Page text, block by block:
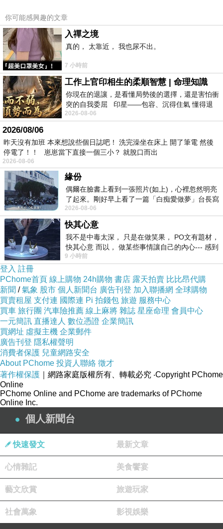
你可能感興趣的文章
入禪之境
真的， 太靠近， 我也尿不出。
7 小時前
工作上官印相生的柔順智慧 | 命理知識
你現在的退讓，是看懂局勢後的選擇，還是害怕衝
突的自我委屈 印星——包容、沉得住氣 懂得退
一步觀察，不會
2026-08-06
2026/08/06
昨天沒有加班 本來想說些個日誌吧！ 洗完澡坐在床上 開了筆電 然後
停電了！！ 崽崽當下直接一個三小？ 就脫口而出
2026-08-06
緣份
偶爾在臉書上看到一張照片(如上)，心裡忽然明亮
了起來。剛好早上看了一篇「白痴愛做夢」台長寫
的貼文，在回顧年輕時瘋狂愛上
2026-08-06
快其心意
我不是中毒太深， 只是在做笑果， PO文有題材，
快其心意 而以， 做某些事情讓自己的內心--- 感到
愉快。
9 小時前
登入 註冊
PChome首頁 線上購物 24h購物 書店 露天拍賣 比比昂代購
新聞 /氣象 股市 個人新聞台 廣告刊登 加入聯播網 全球購物
買賣租屋 支付連 國際連 Pi 拍錢包 旅遊 服務中心
買車 旅行團 汽車險推薦 線上麻將 雜誌 星座命理 會員中心
一元簡訊 直播達人 數位憑證 企業簡訊
買網址 虛擬主機 企業郵件
廣告刊登 隱私權聲明
消費者保護 兒童網路安全
About PChome 投資人聯絡 徵才
著作權保護 ｜網路家庭版權所有、轉載必究 ‧Copyright PChome
Online
PChome Online and PChome are trademarks of PChome
Online Inc.
個人新聞台
快速發文 最新文章
心情雜記 美食饗宴
藝文欣賞 旅遊玩家
社會萬象 影視娛樂